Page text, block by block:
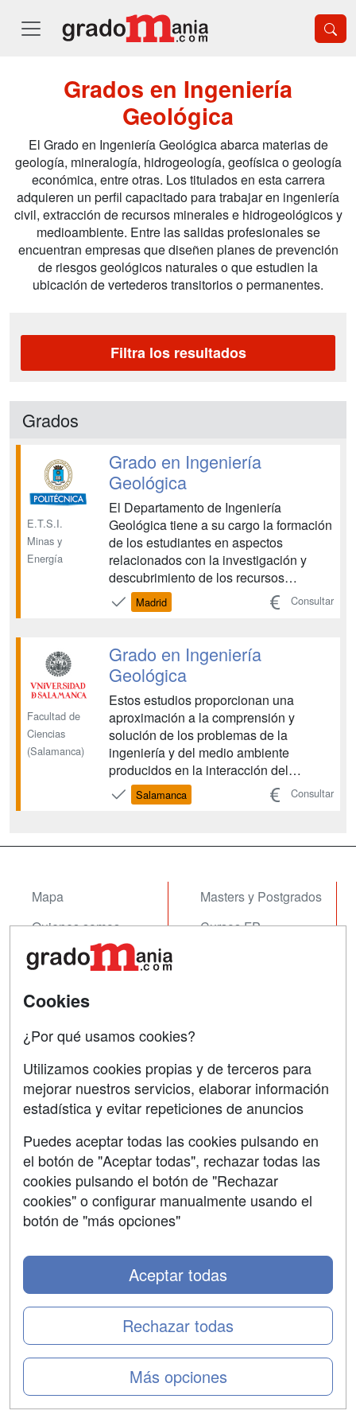
Grados en Ingeniería
Geológica
El Grado en Ingeniería Geológica abarca materias de
geología, mineralogía, hidrogeología, geofísica o geología
económica, entre otras. Los titulados en esta carrera
adquieren un perfil capacitado para trabajar en ingeniería
civil, extracción de recursos minerales e hidrogeológicos y
medioambiente. Entre las salidas profesionales se
encuentran empresas que diseñen planes de prevención
de riesgos geológicos naturales o que estudien la
ubicación de vertederos transitorios o permanentes.
Filtra los resultados
Grados
E.T.S.I.
Minas y
Energía
Grado en Ingeniería
Geológica
El Departamento de Ingeniería
Geológica tiene a su cargo la formación
de los estudiantes en aspectos
relacionados con la investigación y
descubrimiento de los recursos
minerales, abarcando los hidrocarburos
y las aguas subterráneas, y para ello
con la Geología, Mineralogía,
Petrología, Metalogenia, Hidrogeolog...
Madrid Consultar
Facultad de
Ciencias
(Salamanca)
Grado en Ingeniería
Geológica
Estos estudios proporcionan una
aproximación a la comprensión y
solución de los problemas de la
ingeniería y del medio ambiente
producidos en la interacción del
hombre con el medio geológico. La
Ingeniería Geológica se implica
Salamanca Consultar
Mapa
Quienes somos
Tarifas publicidad
Masters y Postgrados
Cursos FP
Contactar
Confidencialidad
Copyleft
SÍGUENOS EN:
Cookies
¿Por qué usamos cookies?
Utilizamos cookies propias y de terceros para
mejorar nuestros servicios, elaborar información
estadística y evitar repeticiones de anuncios
Puedes aceptar todas las cookies pulsando en
el botón de "Aceptar todas", rechazar todas las
cookies pulsando el botón de "Rechazar
cookies" o configurar manualmente usando el
botón de "más opciones"
Más opciones
Rechazar todas
Aceptar todas